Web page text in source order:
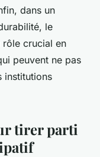
dans un
le
rôle crucial en
peuvent ne pas
institutions
tirer parti